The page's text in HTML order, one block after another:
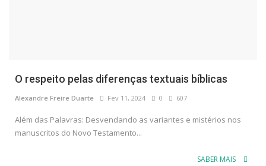
O respeito pelas diferenças textuais bíblicas
Alexandre Freire Duarte Fev 11, 2024 0 607
Além das Palavras: Desvendando as variantes e mistérios nos
manuscritos do Novo Testamento...
SABER MAIS